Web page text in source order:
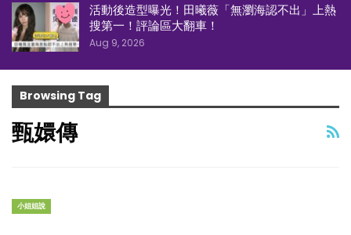
活動後造型曝光！田曦薇「無瀏海認不出」上熱
搜第一！評論區大翻車！
Aug 9, 2026
Browsing Tag
甄嬛傳
小姐姐說